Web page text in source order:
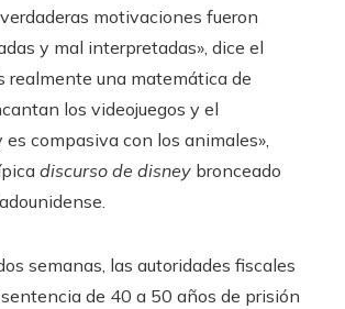
motivaciones fueron
y mal interpretadas», dice el
realmente una matemática de
los videojuegos y el
es compasiva con los animales»,
discurso de disney bronceado
semanas, las autoridades fiscales
de 40 a 50 años de prisión